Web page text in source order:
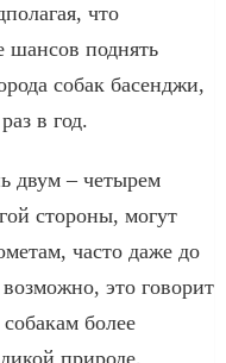
что
поднять
собак басенджи,
в год.
двум – четырем
стороны, могут
часто даже до
это говорит
более
природе.